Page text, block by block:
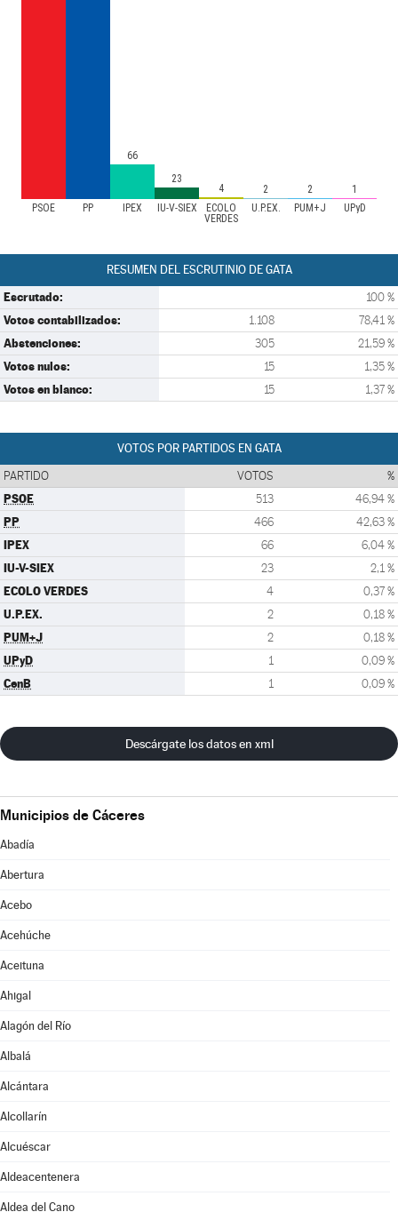
PSOE PP IPEX IU-V-SIEX
ECOLO
VERDES
U.P.EX. PUM+J UPyD
66
23
4 2 2 1
RESUMEN DEL ESCRUTINIO DE GATA
Escrutado: 100 %
Votos contabilizados: 1.108 78,41 %
Abstenciones: 305 21,59 %
Votos nulos: 15 1,35 %
Votos en blanco: 15 1,37 %
VOTOS POR PARTIDOS EN GATA
PARTIDO VOTOS %
PSOE 513 46,94 %
PP 466 42,63 %
IPEX 66 6,04 %
IU-V-SIEX 23 2,1 %
ECOLO VERDES 4 0,37 %
U.P.EX. 2 0,18 %
PUM+J 2 0,18 %
UPyD 1 0,09 %
CenB 1 0,09 %
Descárgate los datos en xml
Municipios de Cáceres
Abadía
Abertura
Acebo
Acehúche
Aceituna
Ahigal
Alagón del Río
Albalá
Alcántara
Alcollarín
Alcuéscar
Aldeacentenera
Aldea del Cano